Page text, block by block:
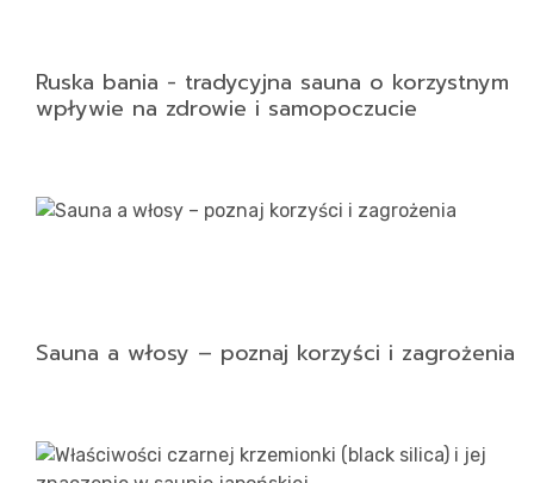
Ruska bania - tradycyjna sauna o korzystnym
wpływie na zdrowie i samopoczucie
Sauna a włosy – poznaj korzyści i zagrożenia